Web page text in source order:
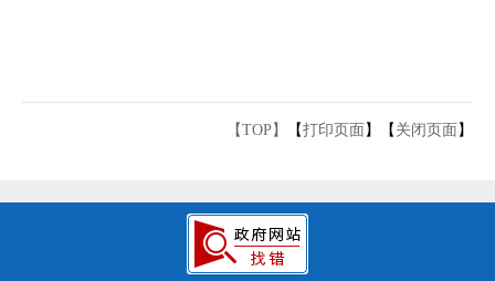
【TOP】 【打印页面 】【 关闭页面 】